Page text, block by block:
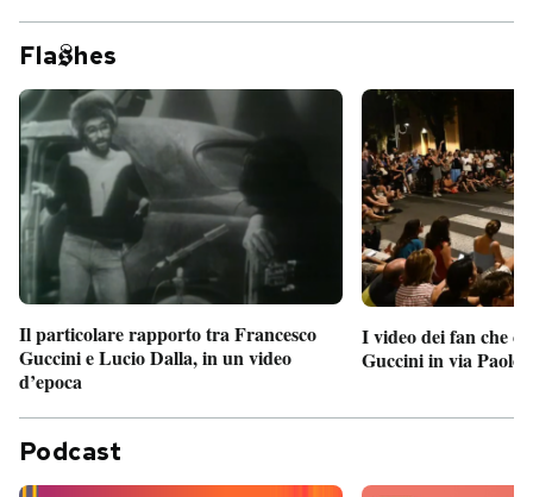
Fla hes
Il particolare rapporto tra Francesco
Guccini e Lucio Dalla, in un video
d’epoca
I video dei fan che
Guccini in via Paolo
Podcast